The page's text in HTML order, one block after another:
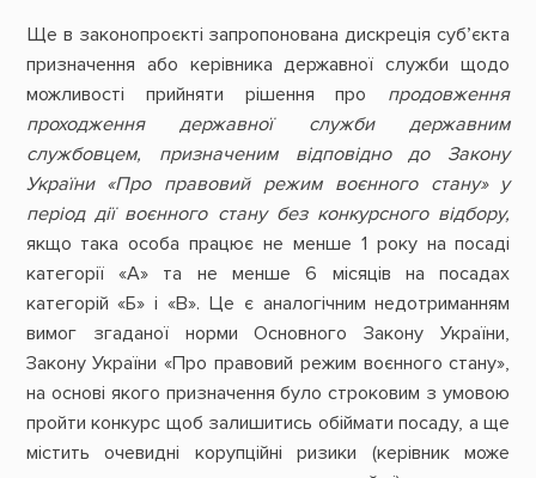
Ще в законопроєкті запропонована дискреція суб’єкта
призначення або керівника державної служби щодо
можливості прийняти рішення про продовження
проходження державної служби державним
службовцем, призначеним відповідно до Закону
України «Про правовий режим воєнного стану» у
період дії воєнного стану без конкурсного відбору,
якщо така особа працює не менше 1 року на посаді
категорії «А» та не менше 6 місяців на посадах
категорій «Б» і «В». Це є аналогічним недотриманням
вимог згаданої норми Основного Закону України,
Закону України «Про правовий режим воєнного стану»,
на основі якого призначення було строковим з умовою
пройти конкурс щоб залишитись обіймати посаду, а ще
містить очевидні корупційні ризики (керівник може